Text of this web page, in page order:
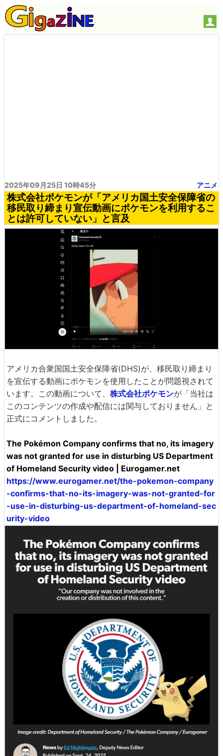
2025年09月25日 10時45分 アニメ
株式会社ポケモンが「アメリカ国土安全保障省の
移民取り締まり宣伝動画にポケモンを利用するこ
とは許可していない」と言及
アメリカ合衆国国土安全保障省(DHS)が、移民取り締まり
を宣伝する動画にポケモンを使用したことが問題視されて
います。この動画について、 株式会社ポケモンが「当社は
このコンテンツの作成や配信には関与しておりません」と
正式にコメントしました。
The Pokémon Company confirms that no, its imagery
was not granted for use in disturbing US Department
of Homeland Security video | Eurogamer.net
https://www.eurogamer.net/the-pokemon-company
-confirms-that-no-its-imagery-was-not-granted-for
-use-in-disturbing-us-department-of-homeland-sec
urity-video